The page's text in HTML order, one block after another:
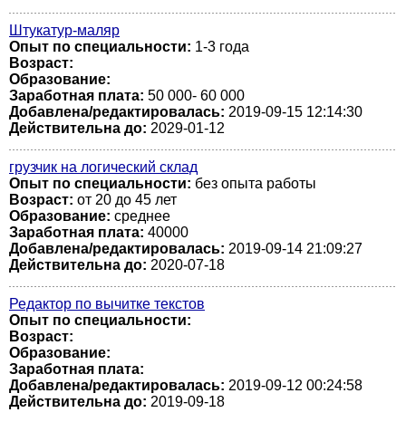
Штукатур-маляр
Опыт по специальности: 1-3 года
Возраст:
Образование:
Заработная плата: 50 000- 60 000
Добавлена/редактировалась: 2019-09-15 12:14:30
Действительна до: 2029-01-12
грузчик на логический склад
Опыт по специальности: без опыта работы
Возраст: от 20 до 45 лет
Образование: среднее
Заработная плата: 40000
Добавлена/редактировалась: 2019-09-14 21:09:27
Действительна до: 2020-07-18
Редактор по вычитке текстов
Опыт по специальности:
Возраст:
Образование:
Заработная плата:
Добавлена/редактировалась: 2019-09-12 00:24:58
Действительна до: 2019-09-18